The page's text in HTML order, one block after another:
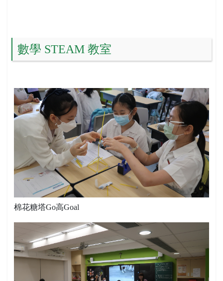
數學 STEAM 教室
棉花糖塔Go高Goal